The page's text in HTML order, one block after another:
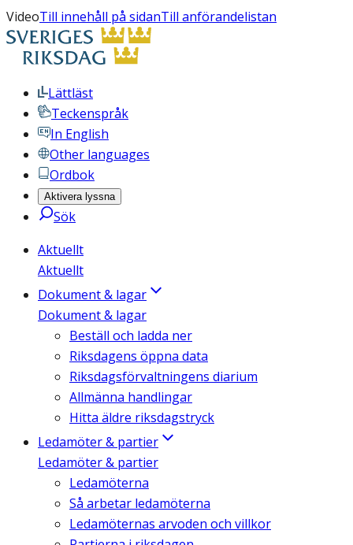
VideoTill innehåll på sidanTill anförandelistan
Lättläst
Teckenspråk
In English
Other languages
Ordbok
Aktivera lyssna
Sök
Aktuellt
Aktuellt
Dokument & lagar
Dokument & lagar
Beställ och ladda ner
Riksdagens öppna data
Riksdagsförvaltningens diarium
Allmänna handlingar
Hitta äldre riksdagstryck
Ledamöter & partier
Ledamöter & partier
Ledamöterna
Så arbetar ledamöterna
Ledamöternas arvoden och villkor